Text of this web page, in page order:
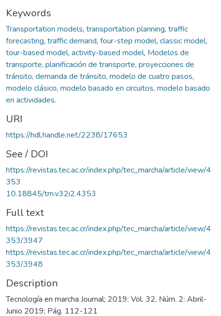
Keywords
Transportation models, transportation planning, traffic
forecasting, traffic demand, four-step model, classic model,
tour-based model, activity-based model, Modelos de
transporte, planificación de transporte, proyecciones de
tránsito, demanda de tránsito, modelo de cuatro pasos,
modelo clásico, modelo basado en circuitos, modelo basado
en actividades.
URI
https://hdl.handle.net/2238/17653
See / DOI
https://revistas.tec.ac.cr/index.php/tec_marcha/article/view/4
353
10.18845/tm.v32i2.4353
Full text
https://revistas.tec.ac.cr/index.php/tec_marcha/article/view/4
353/3947
https://revistas.tec.ac.cr/index.php/tec_marcha/article/view/4
353/3948
Description
Tecnología en marcha Journal; 2019: Vol. 32, Núm. 2: Abril-
Junio 2019; Pág. 112-121